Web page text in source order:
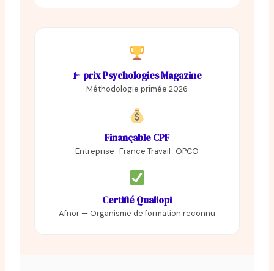
1ᵉʳ prix Psychologies Magazine
Méthodologie primée 2026
Finançable CPF
Entreprise · France Travail · OPCO
Certifié Qualiopi
Afnor — Organisme de formation reconnu